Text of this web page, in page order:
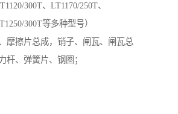
300T、LT1170/250T、
300T等多种型号）
摩擦片总成，销子、闸瓦、闸瓦总
杆、弹簧片、钢圈；